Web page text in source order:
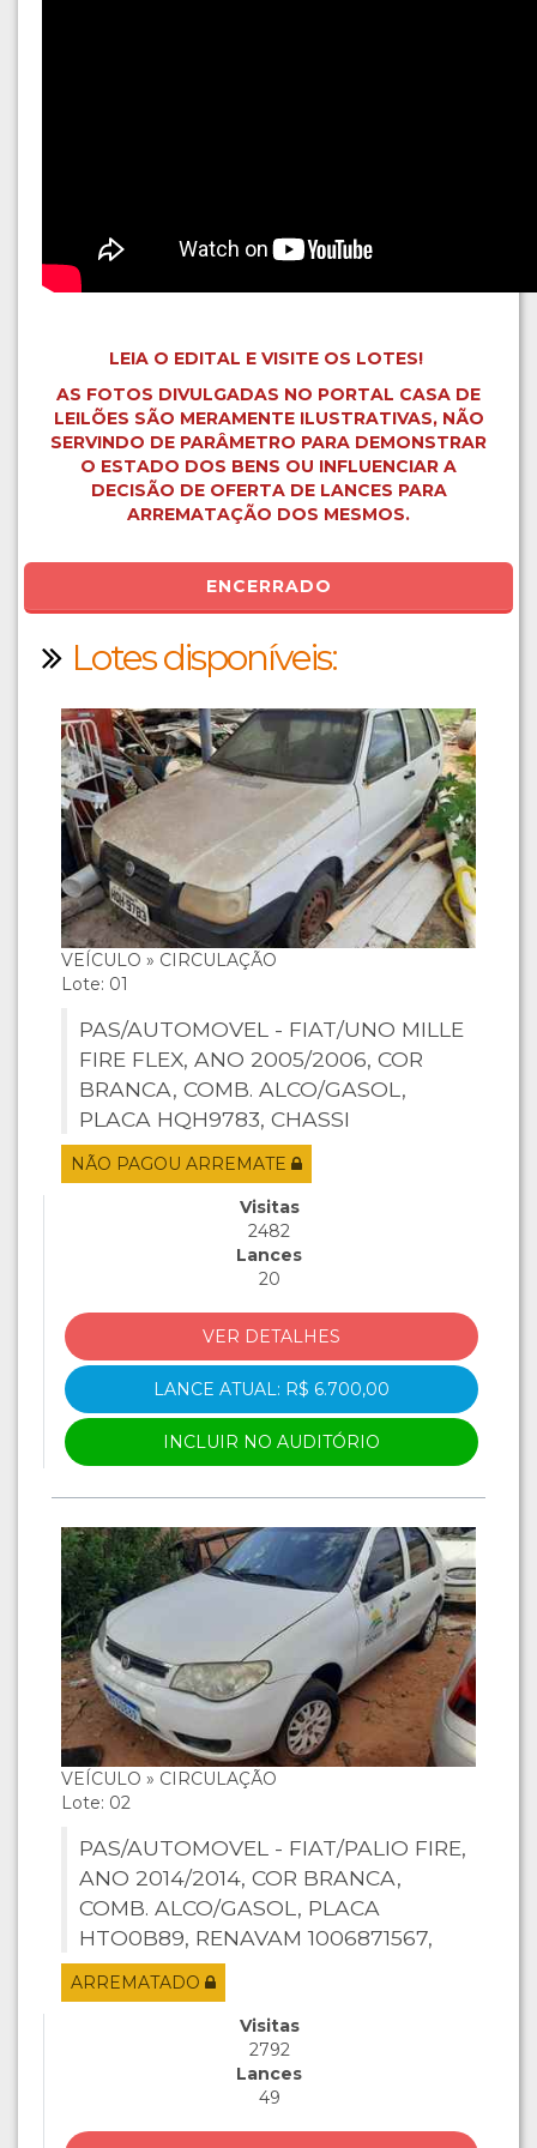
LEIA O EDITAL E VISITE OS LOTES!
AS FOTOS DIVULGADAS NO PORTAL CASA DE
LEILÕES SÃO MERAMENTE ILUSTRATIVAS, NÃO
SERVINDO DE PARÂMETRO PARA DEMONSTRAR
O ESTADO DOS BENS OU INFLUENCIAR A
DECISÃO DE OFERTA DE LANCES PARA
ARREMATAÇÃO DOS MESMOS.
ENCERRADO
Lotes disponíveis:
VEÍCULO » CIRCULAÇÃO
Lote: 01
PAS/AUTOMOVEL - FIAT/UNO MILLE
FIRE FLEX, ANO 2005/2006, COR
BRANCA, COMB. ALCO/GASOL,
PLACA HQH9783, CHASSI
9BD15822764703285, MOTOR
146E1011*6430148*.
NÃO PAGOU ARREMATE
Visitas
2482
Lances
20
VER DETALHES
LANCE ATUAL: R$ 6.700,00
INCLUIR NO AUDITÓRIO
VEÍCULO » CIRCULAÇÃO
Lote: 02
PAS/AUTOMOVEL - FIAT/PALIO FIRE,
ANO 2014/2014, COR BRANCA,
COMB. ALCO/GASOL, PLACA
HTO0B89, RENAVAM 1006871567,
CHASSI 9BD17122LE5935626, MOTOR
SEM MOTOR.
ARREMATADO
Visitas
2792
Lances
49